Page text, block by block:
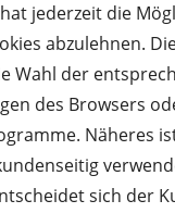
jederzeit die
abzulehnen.
Wahl der
des Browsers
Näheres
sich der